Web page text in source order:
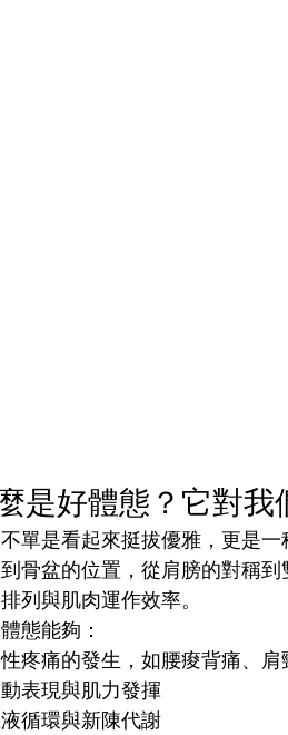
是好體態？它對
不單是看起來挺拔優雅，更是
骨盆的位置，從肩膀的對稱
列與肌肉運作效率。
態能夠：
疼痛的發生，如腰痠背痛、肩
表現與肌力發揮
循環與新陳代謝